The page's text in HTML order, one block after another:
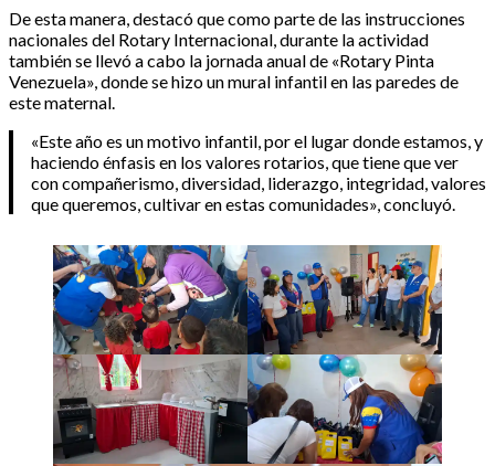
De esta manera, destacó que como parte de las instrucciones
nacionales del Rotary Internacional, durante la actividad
también se llevó a cabo la jornada anual de «Rotary Pinta
Venezuela», donde se hizo un mural infantil en las paredes de
este maternal.
«Este año es un motivo infantil, por el lugar donde estamos, y
haciendo énfasis en los valores rotarios, que tiene que ver
con compañerismo, diversidad, liderazgo, integridad, valores
que queremos, cultivar en estas comunidades», concluyó.